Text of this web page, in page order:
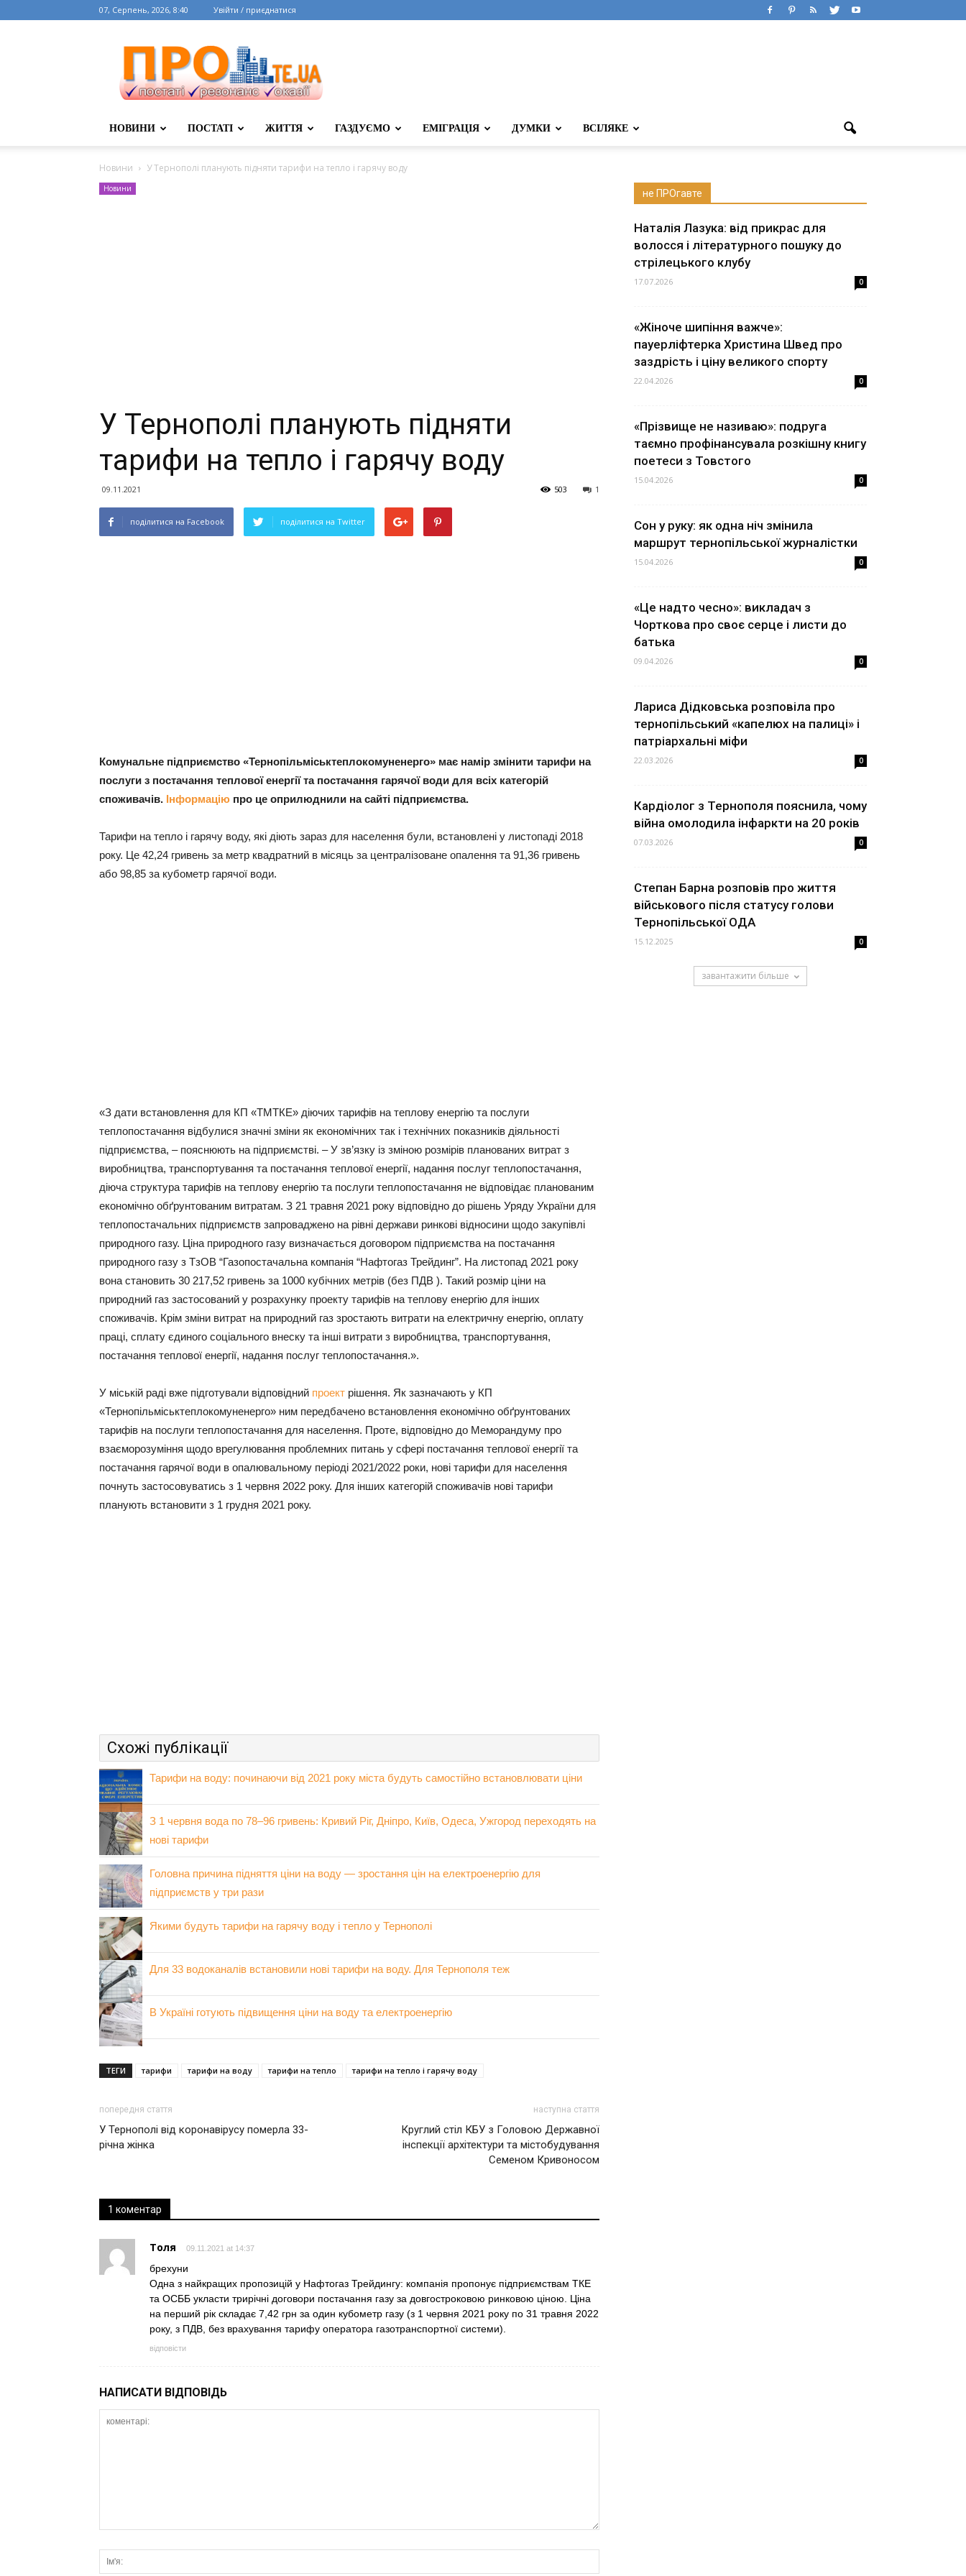
07, Серпень, 2026, 8:40 Увійти / приєднатися
НОВИНИ ПОСТАТІ ЖИТТЯ ГАЗДУЄМО ЕМІГРАЦІЯ ДУМКИ ВСІЛЯКЕ
Новини У Тернополі планують підняти тарифи на тепло і гарячу воду
Новини
У Тернополі планують підняти
тарифи на тепло і гарячу воду
09.11.2021 1
503
поділитися на Facebook поділитися на Twitter
Комунальне підприємство «Тернопільміськтеплокомуненерго» має намір змінити тарифи на
послуги з постачання теплової енергії та постачання гарячої води для всіх категорій
споживачів. Інформацію про це оприлюднили на сайті підприємства.
Тарифи на тепло і гарячу воду, які діють зараз для населення були, встановлені у листопаді 2018
року. Це 42,24 гривень за метр квадратний в місяць за централізоване опалення та 91,36 гривень
або 98,85 за кубометр гарячої води.
«З дати встановлення для КП «ТМТКЕ» діючих тарифів на теплову енергію та послуги
теплопостачання відбулися значні зміни як економічних так і технічних показників діяльності
підприємства, – пояснюють на підприємстві. – У зв’язку із зміною розмірів планованих витрат з
виробництва, транспортування та постачання теплової енергії, надання послуг теплопостачання,
діюча структура тарифів на теплову енергію та послуги теплопостачання не відповідає планованим
економічно обґрунтованим витратам. З 21 травня 2021 року відповідно до рішень Уряду України для
теплопостачальних підприємств запроваджено на рівні держави ринкові відносини щодо закупівлі
природного газу. Ціна природного газу визначається договором підприємства на постачання
природного газу з ТзОВ “Газопостачальна компанія “Нафтогаз Трейдинг”. На листопад 2021 року
вона становить 30 217,52 гривень за 1000 кубічних метрів (без ПДВ ). Такий розмір ціни на
природний газ застосований у розрахунку проекту тарифів на теплову енергію для інших
споживачів. Крім зміни витрат на природний газ зростають витрати на електричну енергію, оплату
праці, сплату єдиного соціального внеску та інші витрати з виробництва, транспортування,
постачання теплової енергії, надання послуг теплопостачання.».
У міській раді вже підготували відповідний проект рішення. Як зазначають у КП
«Тернопільміськтеплокомуненерго» ним передбачено встановлення економічно обґрунтованих
тарифів на послуги теплопостачання для населення. Проте, відповідно до Меморандуму про
взаєморозуміння щодо врегулювання проблемних питань у сфері постачання теплової енергії та
постачання гарячої води в опалювальному періоді 2021/2022 роки, нові тарифи для населення
почнуть застосовуватись з 1 червня 2022 року. Для інших категорій споживачів нові тарифи
планують встановити з 1 грудня 2021 року.
Схожі публікації
Тарифи на воду: починаючи від 2021 року міста будуть самостійно встановлювати ціни
З 1 червня вода по 78–96 гривень: Кривий Ріг, Дніпро, Київ, Одеса, Ужгород переходять на
нові тарифи
Головна причина підняття ціни на воду — зростання цін на електроенергію для
підприємств у три рази
Якими будуть тарифи на гарячу воду і тепло у Тернополі
Для 33 водоканалів встановили нові тарифи на воду. Для Тернополя теж
В Україні готують підвищення ціни на воду та електроенергію
ТЕГИ тарифи тарифи на воду тарифи на тепло тарифи на тепло і гарячу воду
попередня стаття
У Тернополі від коронавірусу померла 33-
річна жінка
наступна стаття
Круглий стіл КБУ з Головою Державної
інспекції архітектури та містобудування
Семеном Кривоносом
1 коментар
Толя 09.11.2021 at 14:37
брехуни
Одна з найкращих пропозицій у Нафтогаз Трейдингу: компанія пропонує підприємствам ТКЕ
та ОСББ укласти трирічні договори постачання газу за довгостроковою ринковою ціною. Ціна
на перший рік складає 7,42 грн за один кубометр газу (з 1 червня 2021 року по 31 травня 2022
року, з ПДВ, без врахування тарифу оператора газотранспортної системи).
відповісти
НАПИСАТИ ВІДПОВІДЬ
не ПРОгавте
Наталія Лазука: від прикрас для
волосся і літературного пошуку до
стрілецького клубу
17.07.2026 0
«Жіноче шипіння важче»:
пауерліфтерка Христина Швед про
заздрість і ціну великого спорту
22.04.2026 0
«Прізвище не називаю»: подруга
таємно профінансувала розкішну книгу
поетеси з Товстого
15.04.2026 0
Сон у руку: як одна ніч змінила
маршрут тернопільської журналістки
15.04.2026 0
«Це надто чесно»: викладач з
Чорткова про своє серце і листи до
батька
09.04.2026 0
Лариса Дідковська розповіла про
тернопільський «капелюх на палиці» і
патріархальні міфи
22.03.2026 0
Кардіолог з Тернополя пояснила, чому
війна омолодила інфаркти на 20 років
07.03.2026 0
Степан Барна розповів про життя
військового після статусу голови
Тернопільської ОДА
15.12.2025 0
завантажити більше